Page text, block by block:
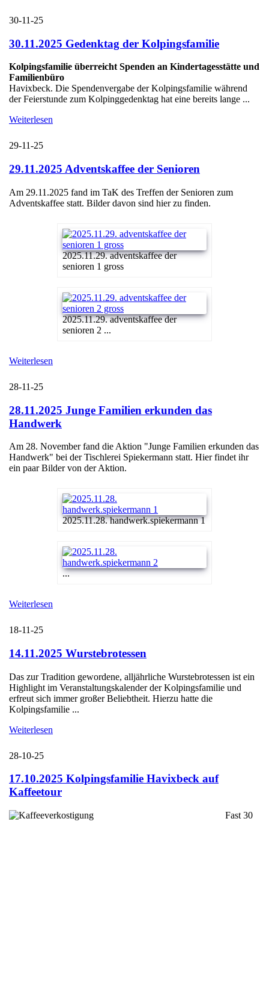
30-11-25
30.11.2025 Gedenktag der Kolpingsfamilie
Kolpingsfamilie überreicht Spenden an Kindertagesstätte und
Familienbüro
Havixbeck. Die Spendenvergabe der Kolpingsfamilie während
der Feierstunde zum Kolpinggedenktag hat eine bereits lange ...
Weiterlesen
29-11-25
29.11.2025 Adventskaffee der Senioren
Am 29.11.2025 fand im TaK des Treffen der Senioren zum
Adventskaffee statt. Bilder davon sind hier zu finden.
2025.11.29. adventskaffee der
senioren 1 gross
2025.11.29. adventskaffee der
senioren 2 ...
Weiterlesen
28-11-25
28.11.2025 Junge Familien erkunden das
Handwerk
Am 28. November fand die Aktion "Junge Familien erkunden das
Handwerk" bei der Tischlerei Spiekermann statt. Hier findet ihr
ein paar Bilder von der Aktion.
2025.11.28. handwerk.spiekermann 1
...
Weiterlesen
18-11-25
14.11.2025 Wurstebrotessen
Das zur Tradition gewordene, alljährliche Wurstebrotessen ist ein
Highlight im Veranstaltungskalender der Kolpingsfamilie und
erfreut sich immer großer Beliebtheit. Hierzu hatte die
Kolpingsfamilie ...
Weiterlesen
28-10-25
17.10.2025 Kolpingsfamilie Havixbeck auf
Kaffeetour
Fast 30